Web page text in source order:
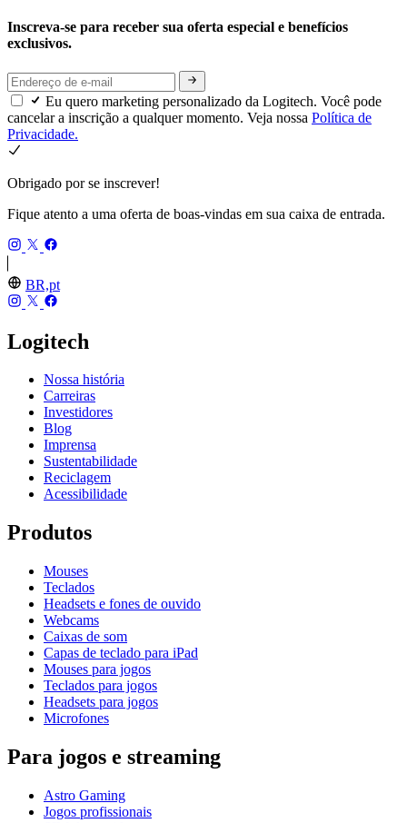
Inscreva-se para receber sua oferta especial e benefícios
exclusivos.
Eu quero marketing personalizado da Logitech. Você pode
cancelar a inscrição a qualquer momento. Veja nossa Política de
Privacidade.
Obrigado por se inscrever!
Fique atento a uma oferta de boas-vindas em sua caixa de entrada.
BR,pt
Logitech
Nossa história
Carreiras
Investidores
Blog
Imprensa
Sustentabilidade
Reciclagem
Acessibilidade
Produtos
Mouses
Teclados
Headsets e fones de ouvido
Webcams
Caixas de som
Capas de teclado para iPad
Mouses para jogos
Teclados para jogos
Headsets para jogos
Microfones
Para jogos e streaming
Astro Gaming
Jogos profissionais